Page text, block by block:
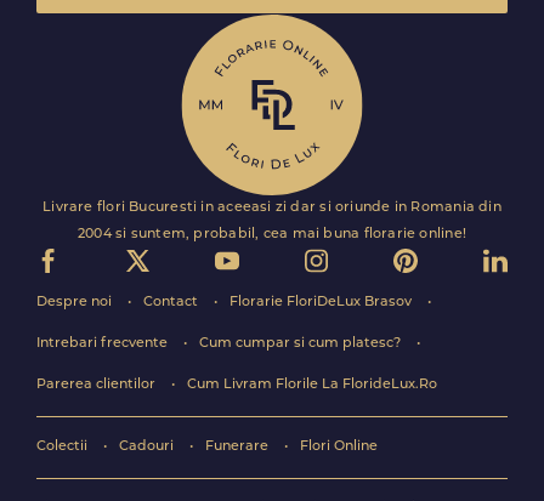
Livrare flori Bucuresti in aceeasi zi dar si oriunde in Romania din
2004 si suntem, probabil, cea mai buna florarie online!
Despre noi Contact Florarie FloriDeLux Brasov
Intrebari frecvente Cum cumpar si cum platesc?
Parerea clientilor Cum Livram Florile La FlorideLux.Ro
Colectii Cadouri Funerare Flori Online